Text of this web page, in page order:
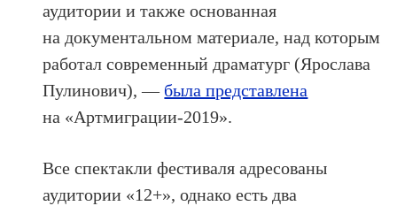
аудитории и также основанная
на документальном материале, над которым
работал современный драматург (Ярослава
Пулинович), — была представлена
на «Артмиграции-2019».
Все спектакли фестиваля адресованы
аудитории «12+», однако есть два